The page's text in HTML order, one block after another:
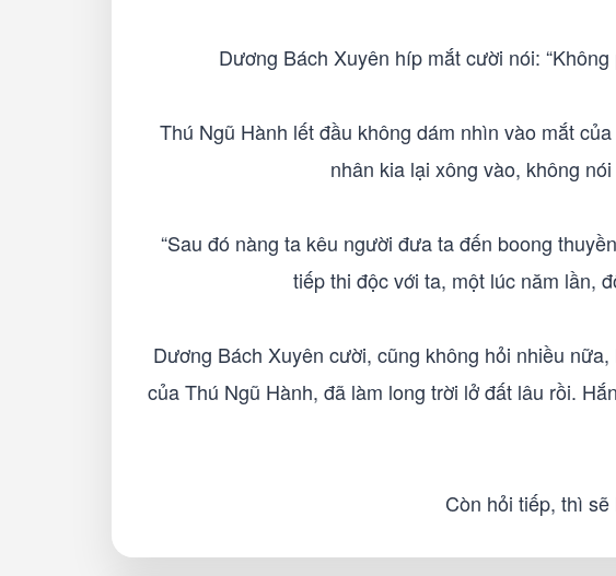
Dương Bách Xuyên híp mắt cười nói:
Thú Ngũ Hành lết đầu không dám nhìn vào mắt
nhân kia lại xông vào, không
“Sau đó nàng ta kêu người đưa ta đến boong
tiếp thi độc với ta, một lúc năm lần,
Dương Bách Xuyên cười, cũng không hỏi nhiều
của Thú Ngũ Hành, đã làm long trời lở đất lâu rồi.
Còn hỏi tiếp, thì